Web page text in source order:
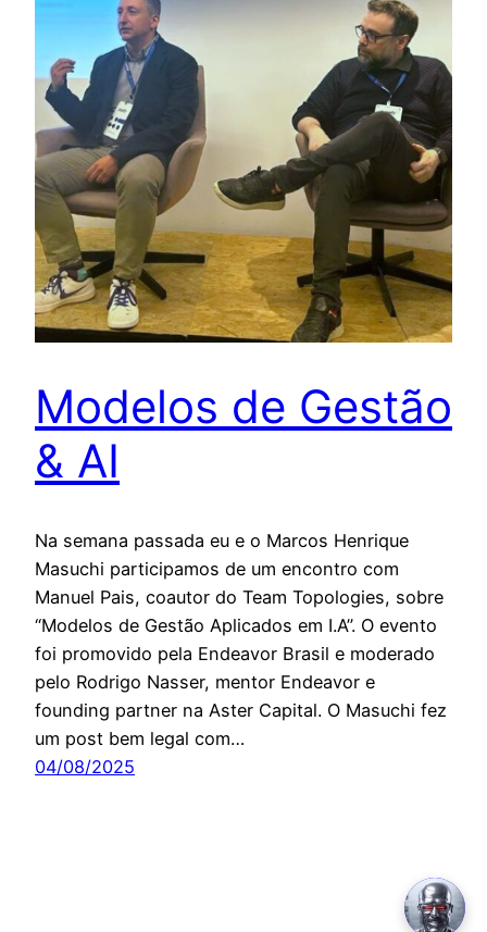
Modelos de Gestão
& AI
Na semana passada eu e o Marcos Henrique
Masuchi participamos de um encontro com
Manuel Pais, coautor do Team Topologies, sobre
“Modelos de Gestão Aplicados em I.A”. O evento
foi promovido pela Endeavor Brasil e moderado
pelo Rodrigo Nasser, mentor Endeavor e
founding partner na Aster Capital. O Masuchi fez
um post bem legal com…
04/08/2025